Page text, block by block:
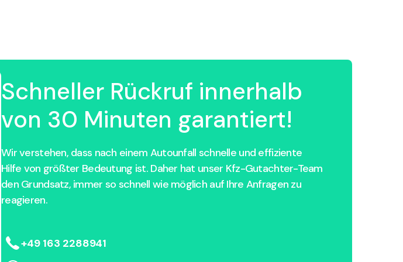
Schneller Rückruf innerhalb
von 30 Minuten garantiert!
Wir verstehen, dass nach einem Autounfall schnelle und effiziente
Hilfe von größter Bedeutung ist. Daher hat unser Kfz-Gutachter-Team
den Grundsatz, immer so schnell wie möglich auf Ihre Anfragen zu
reagieren.
+49 163 2288941